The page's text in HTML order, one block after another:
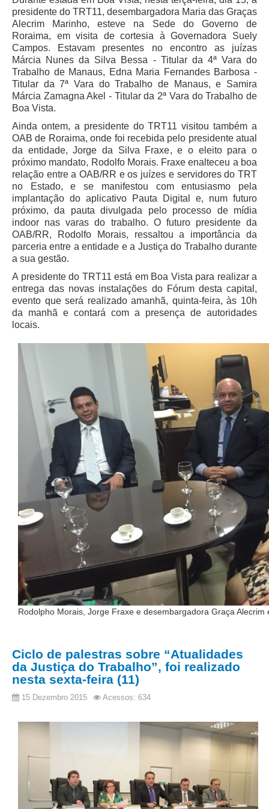
Responsabilidade Socioambiental
Comissão Permanente de Acessibilidade e Inclusão
Escola Judicial
Programa Trabalho Seguro
Coordenadoria de Saúde
Serviços
Ação Trabalhista (Atermação)
Atermação On-line - Interior de Roraima
Atermação On-line - Interior do Amazonas
Agendamento de Reclamação Verbal
Glossário
Consulta de Pautas
Audiências e Sessões
Calendário das Sessões da 1ª Turma 2026
Calendário das Sessões da 3ª Turma 2026
Calendário das Sessões do Pleno e Especializadas 2026
Carta de Serviços ao Cidadão
Cartilhas
Cadastro de Peritos, Tradutores e Intérpretes
Calendários
Calendário Geral
Calendário de Eventos
Calendário de Eventos passados
Calendário das Sessões
Calendário das Correições
Calendário de Suspensão
Calendário da Justiça Itinerante
Certidões
Concursos
Diários Eletrônicos
e-Doc
Espaço do Servidor
Leilão Público
META 9 do CNJ
Pauta Digital
presidente do TRT11, desembargadora Maria das Graças
Alecrim Marinho, esteve na Sede do Governo de
Roraima, em visita de cortesia à Governadora Suely
Campos. Estavam presentes no encontro as juízas
Márcia Nunes da Silva Bessa - Titular da 4ª Vara do
Trabalho de Manaus, Edna Maria Fernandes Barbosa -
Titular da 7ª Vara do Trabalho de Manaus, e Samira
Márcia Zamagna Akel - Titular da 2ª Vara do Trabalho de
Boa Vista.
Ainda ontem, a presidente do TRT11 visitou também a
OAB de Roraima, onde foi recebida pelo presidente atual
da entidade, Jorge da Silva Fraxe, e o eleito para o
próximo mandato, Rodolfo Morais. Fraxe enalteceu a boa
relação entre a OAB/RR e os juízes e servidores do TRT
no Estado, e se manifestou com entusiasmo pela
implantação do aplicativo Pauta Digital e, num futuro
próximo, da pauta divulgada pelo processo de mídia
indoor nas varas do trabalho. O futuro presidente da
OAB/RR, Rodol fo Morais, ressaltou a importância da
parceria entre a entidade e a Justiça do Trabalho durante
a sua gestão.
A presidente do TRT11 está em Boa Vista para realizar a
entrega das novas instalações do Fórum desta capital,
evento que será realizado amanhã, quinta-feira, às 10h
da manhã e contará com a presença de autoridades
locais.
Rodolpho Morais, Jorge Fraxe e desembargadora Graça Alecrim
Ciclo de palestras sobre “Atualidades
da Justiça do Trabalho”, foi realizado
nesta sexta-feira (11)
15 Dezembro 2015 Acessos: 634